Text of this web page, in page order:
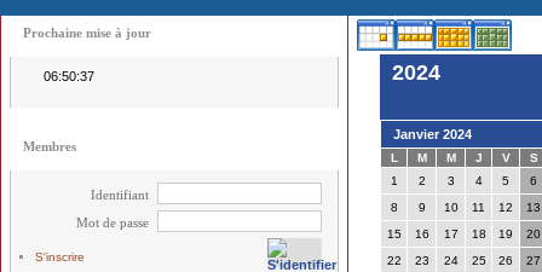
Prochaine mise à jour
06:50:37
Membres
Identifiant
Mot de passe
S'inscrire
2024
Janvier 2024
L M M J V
S
1
2 3 4 5
6
8
9 10 11 12
13
15
16 17 18 19
20
22
23 24 25 26
27